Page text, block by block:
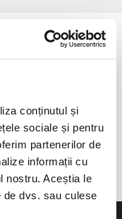
conținutul și
sociale și pentru
partenerilor de
informații cu
nostru. Aceștia le
de dvs. sau culese
apropiat